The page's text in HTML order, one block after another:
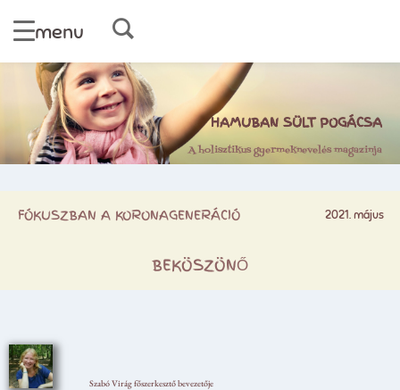
menu
HAMUBAN SÜLT POGÁCSA
A holisztikus gyermeknevelés magazinja
FÓKUSZBAN A KORONAGENERÁCIÓ 2021. május
BEKÖSZÖNŐ
Szabó Virág főszerkesztő bevezetője